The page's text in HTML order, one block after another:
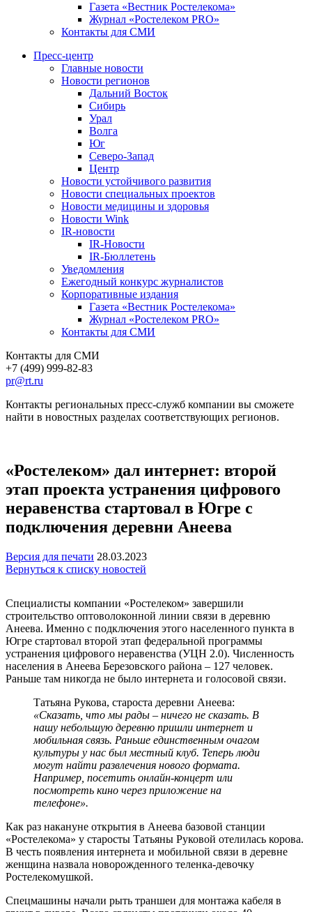
Газета «Вестник Ростелекома»
Журнал «Ростелеком PRO»
Контакты для СМИ
Пресс-центр
Главные новости
Новости регионов
Дальний Восток
Сибирь
Урал
Волга
Юг
Северо-Запад
Центр
Новости устойчивого развития
Новости специальных проектов
Новости медицины и здоровья
Новости Wink
IR-новости
IR-Новости
IR-Бюллетень
Уведомления
Ежегодный конкурс журналистов
Корпоративные издания
Газета «Вестник Ростелекома»
Журнал «Ростелеком PRO»
Контакты для СМИ
Контакты для СМИ
+7 (499) 999-82-83
pr@rt.ru
Контакты региональных пресс-служб компании вы сможете
найти в новостных разделах соответствующих регионов.
«Ростелеком» дал интернет: второй
этап проекта устранения цифрового
неравенства стартовал в Югре с
подключения деревни Анеева
Версия для печати 28.03.2023
Вернуться к списку новостей
Специалисты компании «Ростелеком» завершили
строительство оптоволоконной линии связи в деревню
Анеева. Именно с подключения этого населенного пункта в
Югре стартовал второй этап федеральной программы
устранения цифрового неравенства (УЦН 2.0). Численность
населения в Анеева Березовского района – 127 человек.
Раньше там никогда не было интернета и голосовой связи.
Татьяна Рукова, староста деревни Анеева:
«Сказать, что мы рады – ничего не сказать. В
нашу небольшую деревню пришли интернет и
мобильная связь. Раньше единственным очагом
культуры у нас был местный клуб. Теперь люди
могут найти развлечения нового формата.
Например, посетить онлайн-концерт или
посмотреть кино через приложение на
телефоне».
Как раз накануне открытия в Анеева базовой станции
«Ростелекома» у старосты Татьяны Руковой отелилась корова.
В честь появления интернета и мобильной связи в деревне
женщина назвала новорожденного теленка-девочку
Ростелекомушкой.
Спецмашины начали рыть траншеи для монтажа кабеля в